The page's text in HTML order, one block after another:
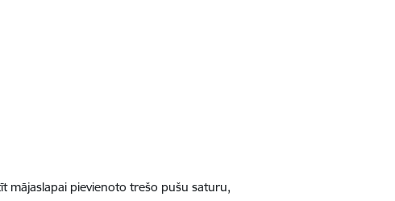
mājaslapai pievienoto trešo pušu saturu,